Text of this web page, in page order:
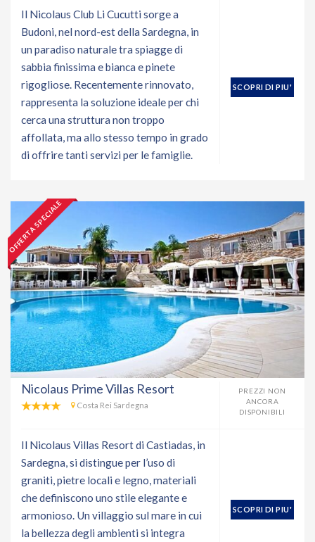
Il Nicolaus Club Li Cucutti sorge a
Budoni, nel nord-est della Sardegna, in
un paradiso naturale tra spiagge di
sabbia finissima e bianca e pinete
rigogliose. Recentemente rinnovato,
rappresenta la soluzione ideale per chi
cerca una struttura non troppo
affollata, ma allo stesso tempo in grado
di offrire tanti servizi per le famiglie.
SCOPRI DI PIU'
OFFERTA SPECIALE
Nicolaus Prime Villas Resort
Costa Rei Sardegna
PREZZI NON
ANCORA
DISPONIBILI
Il Nicolaus Villas Resort di Castiadas, in
Sardegna, si distingue per l’uso di
graniti, pietre locali e legno, materiali
che definiscono uno stile elegante e
armonioso. Un villaggio sul mare in cui
la bellezza degli ambienti si integra
SCOPRI DI PIU'